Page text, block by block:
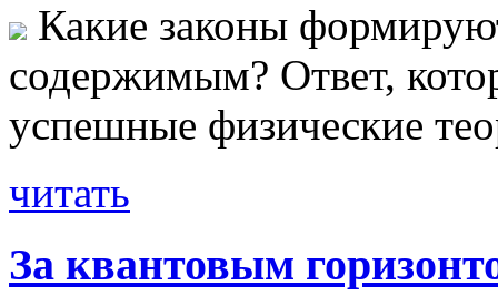
Какие законы
содержимым? Ответ,
успешные физические
читать
За квантовым